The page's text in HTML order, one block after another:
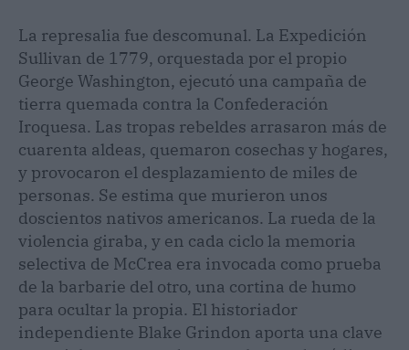
La represalia fue descomunal. La Expedición
Sullivan de 1779, orquestada por el propio
George Washington, ejecutó una campaña de
tierra quemada contra la Confederación
Iroquesa. Las tropas rebeldes arrasaron más de
cuarenta aldeas, quemaron cosechas y hogares,
y provocaron el desplazamiento de miles de
personas. Se estima que murieron unos
doscientos nativos americanos. La rueda de la
violencia giraba, y en cada ciclo la memoria
selectiva de McCrea era invocada como prueba
de la barbarie del otro, una cortina de humo
para ocultar la propia. El historiador
independiente Blake Grindon aporta una clave